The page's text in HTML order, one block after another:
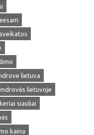
lietuva
lietuvoje
siauliai
kaina